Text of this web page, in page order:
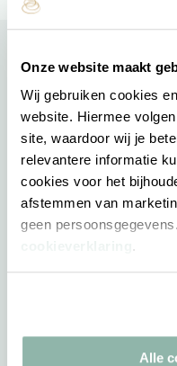
Onze website maakt
Wij gebruiken cookies
website. Hiermee
site, waardoor wij je
relevantere informatie
cookies voor het
afstemmen van
geen
.
Alle
Direct naar
Sauna
Reserveren
Acties
E-ticket verzilveren